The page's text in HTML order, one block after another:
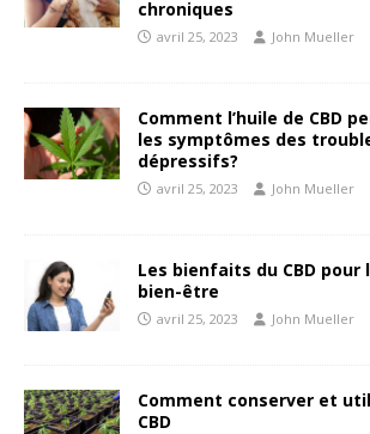
chroniques
avril 25, 2023 John Mueller
Comment l’huile de CBD
les symptômes des
dépressifs?
avril 25, 2023 John Mueller
Les bienfaits du CBD
bien-être
avril 25, 2023 John Mueller
Comment conserver et
CBD